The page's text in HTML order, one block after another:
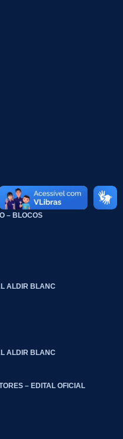
– BLOCOS
ALDIR BLANC
ALDIR BLANC
– EDITAL OFICIAL